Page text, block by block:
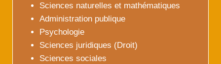
Sciences naturelles et mathématiques
Administration publique
Psychologie
Sciences juridiques (Droit)
Sciences sociales